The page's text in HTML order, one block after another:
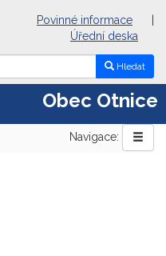
Povinné informace
Úřední deska
Hledat
Obec Otnice
Navigace: